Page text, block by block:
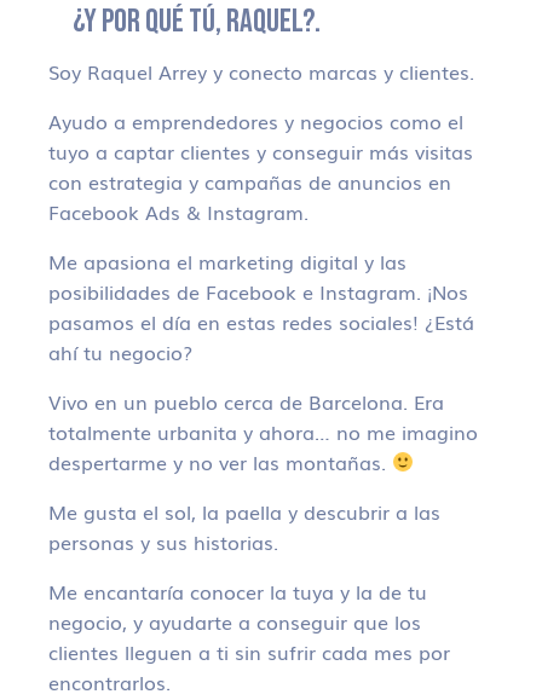
¿Y POR QUÉ TÚ, RAQUEL?.
Soy Raquel Arrey y conecto marcas y clientes.
Ayudo a emprendedores y negocios como el
tuyo a captar clientes y conseguir más visitas
con estrategia y campañas de anuncios en
Facebook Ads & Instagram.
Me apasiona el marketing digital y las
posibilidades de Facebook e Instagram. ¡Nos
pasamos el día en estas redes sociales! ¿Está
ahí tu negocio?
Vivo en un pueblo cerca de Barcelona. Era
totalmente urbanita y ahora… no me imagino
despertarme y no ver las montañas.
Me gusta el sol, la paella y descubrir a las
personas y sus historias.
Me encantaría conocer la tuya y la de tu
negocio, y ayudarte a conseguir que los
clientes lleguen a ti sin sufrir cada mes por
encontrarlos.